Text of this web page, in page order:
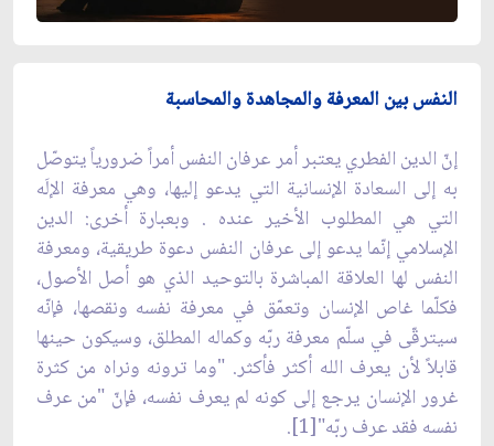
النفس بين المعرفة والمجاهدة والمحاسبة
إنّ الدين الفطري يعتبر أمر عرفان النفس أمراً ضرورياً يتوصّل
به إلى السعادة الإنسانية التي يدعو إليها، وهي معرفة الإلَه
التي هي المطلوب الأخير عنده . وبعبارة أخرى: الدين
الإسلامي إنّما يدعو إلى عرفان النفس دعوة طريقية، ومعرفة
النفس لها العلاقة المباشرة بالتوحيد الذي هو أصل الأصول،
فكلّما غاص الإنسان وتعمّق في معرفة نفسه ونقصها، فإنّه
سيترقّى في سلّم معرفة ربّه وكماله المطلق، وسيكون حينها
قابلاً لأن يعرف الله أكثر فأكثر. "وما ترونه ونراه من كثرة
غرور الإنسان يرجع إلى كونه لم يعرف نفسه، فإنّ "من عرف
نفسه فقد عرف ربّه"[1].